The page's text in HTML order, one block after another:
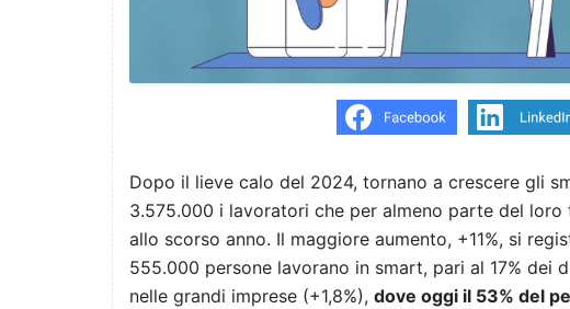
Dopo il lieve calo del 2024, tornano a crescere gli
3.575.000 i lavoratori che per almeno parte del
allo scorso anno. Il maggiore aumento, +11%, si
555.000 persone lavorano in smart, pari al 17% dei
nelle grandi imprese (+1,8%), dove oggi il 53% del